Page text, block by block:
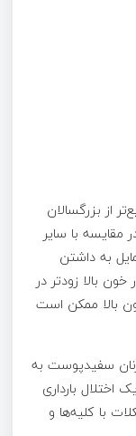
از بزرگسالان
با سایر
به داشتن
بالا زودتر در
بالا ممکن است
زنان سفیدپوست به
اختلال بارداری
با کلیه‌ها و